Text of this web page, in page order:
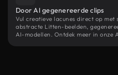
Door AI gegenereerde clips
Vul creatieve lacunes direct op
abstracte Litten-beelden,
AI-modellen. Ontdek meer in onze